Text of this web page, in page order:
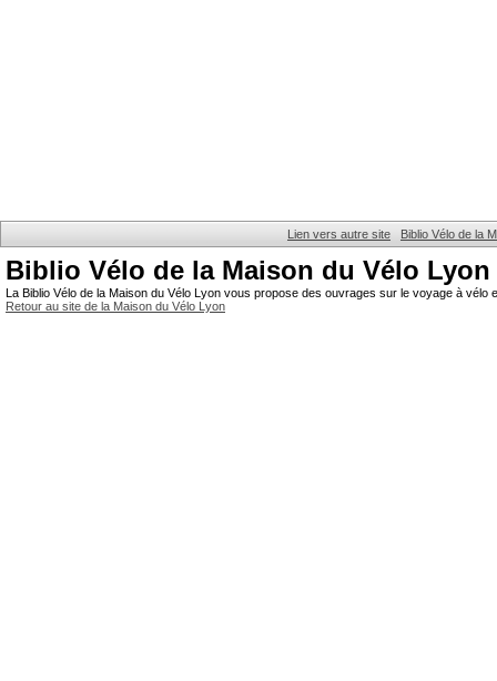
Lien vers autre site Biblio Vélo de la
Biblio Vélo de la Maison du Vélo Lyon
La Biblio Vélo de la Maison du Vélo Lyon vous propose des ouvrages sur le voyage à
Retour au site de la Maison du Vélo Lyon